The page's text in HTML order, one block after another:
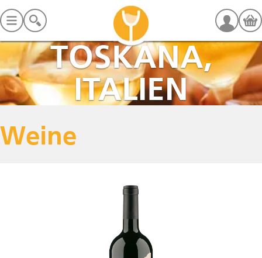
TOSKANA,
ITALIEN
Weine